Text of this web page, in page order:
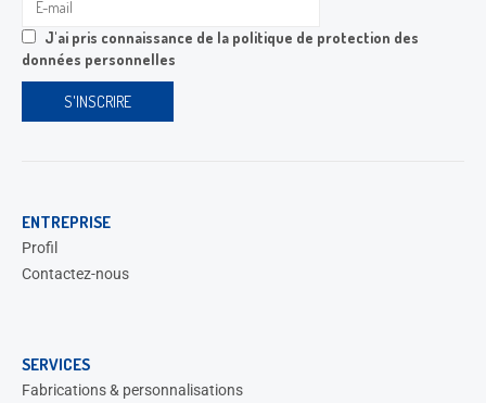
J'ai pris connaissance de la politique de protection des
données personnelles
ENTREPRISE
Profil
Contactez-nous
SERVICES
Fabrications & personnalisations